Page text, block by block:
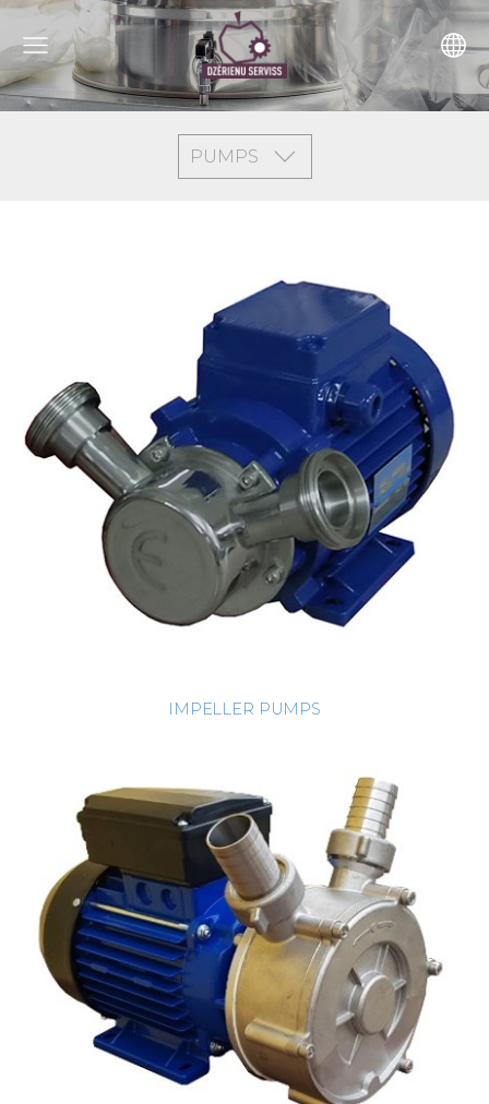
PUMPS
IMPELLER PUMPS